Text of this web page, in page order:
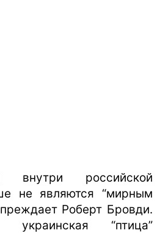
внутри российской
не являются “мирным
Роберт Бровди.
украинская “птица”